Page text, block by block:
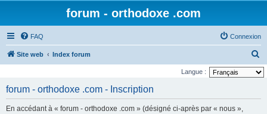
forum - orthodoxe .com
FAQ Connexion
Site web Index forum
e
Langue :
forum - orthodoxe .com - Inscription
En accédant à « forum - orthodoxe .com » (désigné ci-après par « nous »,